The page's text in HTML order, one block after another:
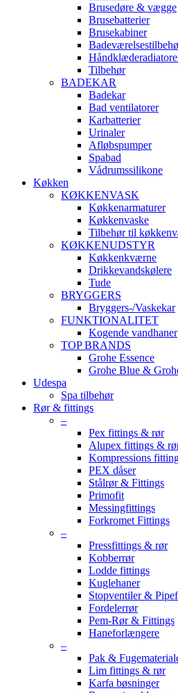
Brusedøre & vægge
Brusebatterier
Brusekabiner
Tilbehør
BADEKAR
Badekar
Bad ventilatorer
Karbatterier
Urinaler
Afløbspumper
Spabad
Vådrumssilikone
Køkken
KØKKENVASK
Køkkenarmaturer
Køkkenvaske
Tilbehør til
KØKKENUDSTYR
Køkkenkværne
Drikkevandskølere
Tude
BRYGGERS
Bryggers-/Vaskekar
FUNKTIONALITET
Kogende vandhaner
TOP BRANDS
Grohe Essence
Grohe Blue &
Udespa
Spa tilbehør
Rør & fittings
–
Pex fittings & rør
Alupex fittings &
Kompressions
PEX dåser
Stålrør & Fittings
Primofit
Messingfittings
Forkromet Fittings
–
Pressfittings & rør
Kobberrør
Lodde fittings
Kuglehaner
Stopventiler &
Fordelerrør
Pem-Rør & Fittings
Haneforlængere
–
Pak &
Lim fittings & rør
Karfa bøsninger